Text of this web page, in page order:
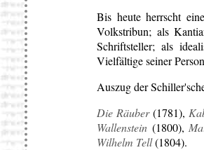
Bis heute herrscht
Volkstribun; als
Schriftsteller; als
Vielfältige seiner
Auszug der
Die Räuber(1781),
Wallenstein (1800),
Wilhelm Tell(1804).